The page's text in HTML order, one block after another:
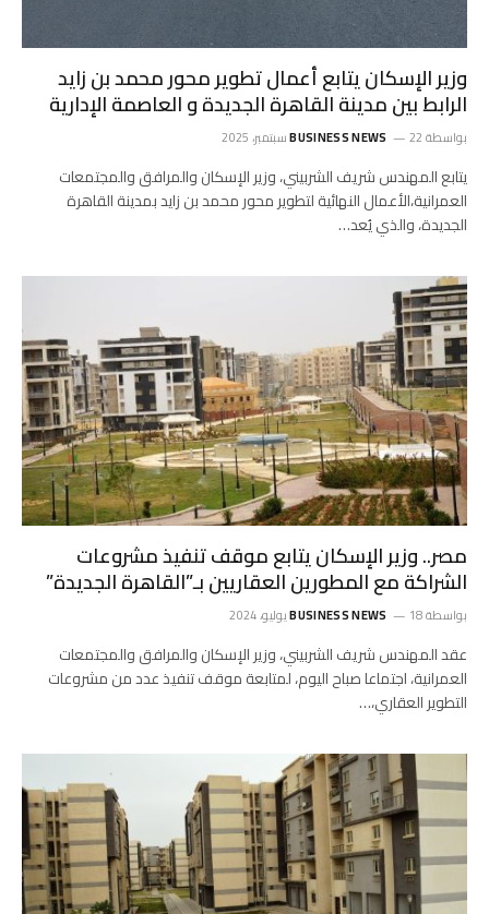
وزير الإسكان يتابع أعمال تطوير محور محمد بن زايد
الرابط بين مدينة القاهرة الجديدة و العاصمة الإدارية
بواسطة BUSINESS NEWS 22 سبتمبر، 2025
يتابع المهندس شريف الشربيني، وزير الإسكان والمرافق والمجتمعات
العمرانية،الأعمال النهائية لتطوير محور محمد بن زايد بمدينة القاهرة
الجديدة، والذي يُعد…
مصر.. وزير الإسكان يتابع موقف تنفيذ مشروعات
الشراكة مع المطورين العقاريين بـ”القاهرة الجديدة”
بواسطة BUSINESS NEWS 18 يوليو، 2024
عقد المهندس شريف الشربيني، وزير الإسكان والمرافق والمجتمعات
العمرانية، اجتماعا صباح اليوم، لمتابعة موقف تنفيذ عدد من مشروعات
التطوير العقاري،…